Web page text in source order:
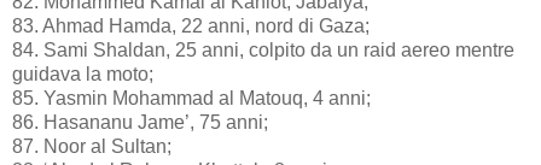
83. Ahmad Hamda, 22 anni, nord di Gaza;
84. Sami Shaldan, 25 anni, colpito da un raid aereo mentre
guidava la moto;
85. Yasmin Mohammad al Matouq, 4 anni;
86. Hasananu Jame’, 75 anni;
87. Noor al Sultan;